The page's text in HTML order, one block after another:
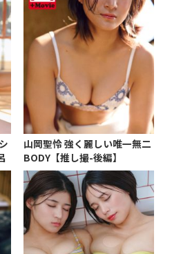
山岡聖怜 強く麗しい唯一無二
BODY【推し撮-後編】